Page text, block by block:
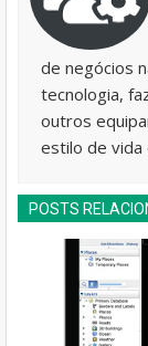
de negócios
tecnologia,
outros
estilo de vida
POSTS